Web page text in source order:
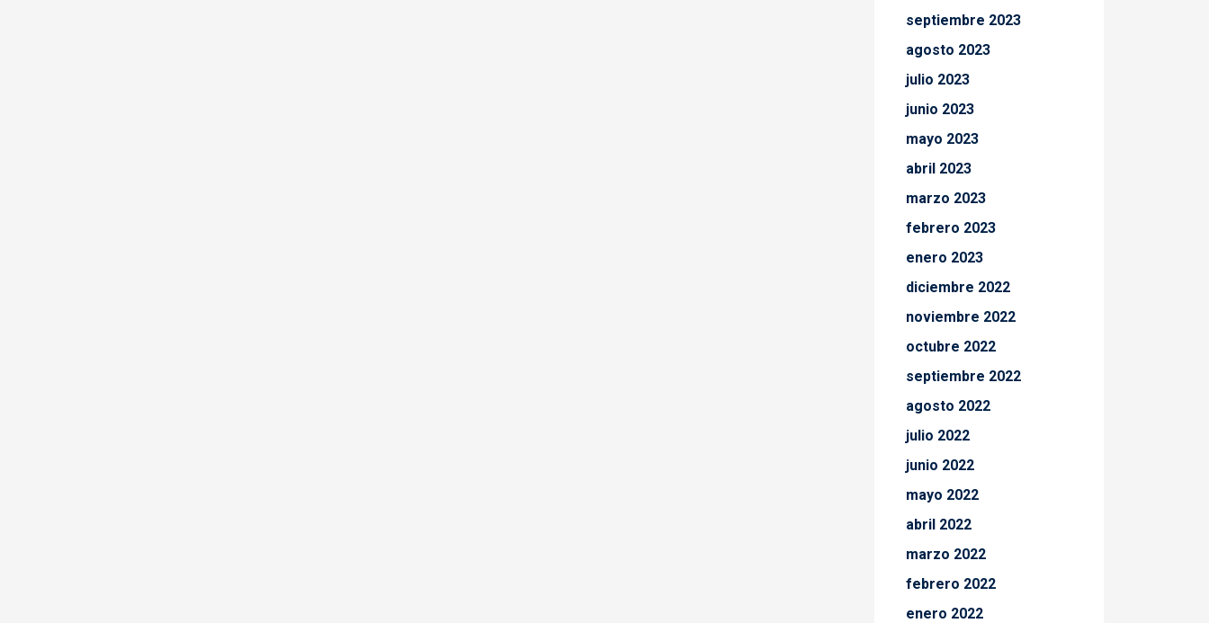
septiembre 2023
agosto 2023
julio 2023
junio 2023
mayo 2023
abril 2023
marzo 2023
febrero 2023
enero 2023
diciembre 2022
noviembre 2022
octubre 2022
septiembre 2022
agosto 2022
julio 2022
junio 2022
mayo 2022
abril 2022
marzo 2022
febrero 2022
enero 2022